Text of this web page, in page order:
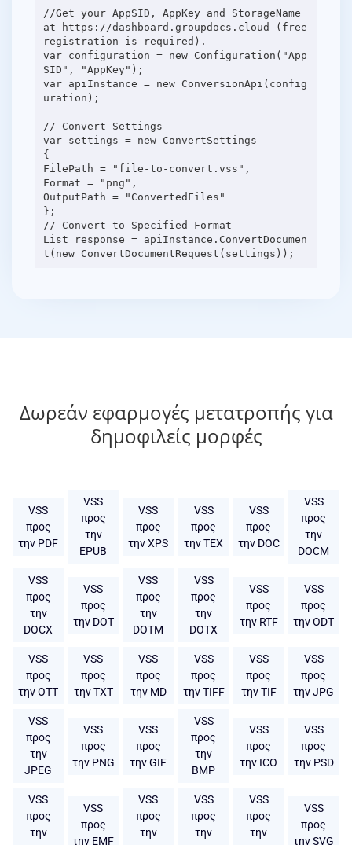
//Get your AppSID, AppKey and StorageName
at https://dashboard.groupdocs.cloud (free
registration is required).
var configuration = new Configuration("App
SID", "AppKey");
var apiInstance = new ConversionApi(config
uration);
// Convert Settings
var settings = new ConvertSettings
{
FilePath = "file-to-convert.vss",
Format = "png",
OutputPath = "ConvertedFiles"
};
// Convert to Specified Format
List response = apiInstance.ConvertDocumen
Δωρεάν εφαρμογές μετατροπής για
δημοφιλείς μορφές
VSS
προς
την PDF
VSS
προς
την
EPUB
VSS
προς
την XPS
VSS
προς
την TEX
VSS
προς
την DOC
VSS
προς
την
DOCM
VSS
προς
την
DOCX
VSS
προς
την DOT
VSS
προς
την
DOTM
VSS
προς
την
DOTX
VSS
προς
την RTF
VSS
προς
την ODT
VSS
προς
την OTT
VSS
προς
την TXT
VSS
προς
την MD
VSS
προς
την TIFF
VSS
προς
την TIF
VSS
προς
την JPG
VSS
προς
την
JPEG
VSS
προς
την PNG
VSS
προς
την GIF
VSS
προς
την
BMP
VSS
προς
την ICO
VSS
προς
την PSD
VSS
προς
την
VSS
προς
την EMF
VSS
προς
την
VSS
προς
την
VSS
προς
την
VSS
προς
την SVG